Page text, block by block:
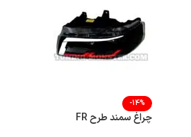
-14%
چراغ سمند طرح FR